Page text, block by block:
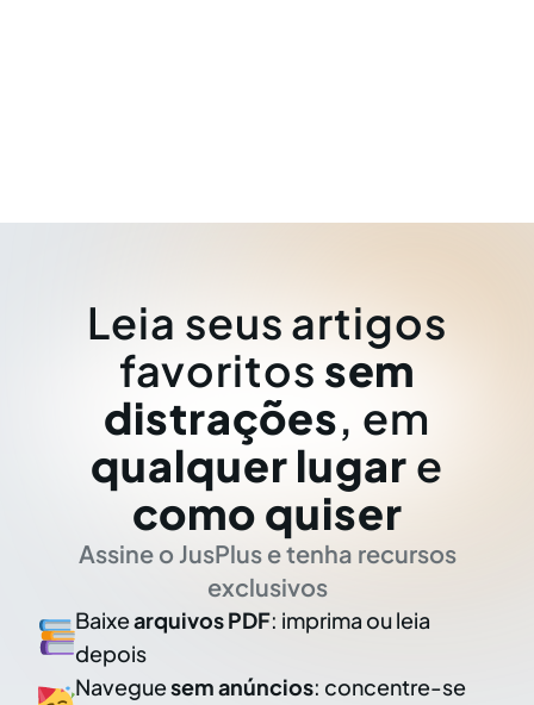
Leia seus artigos
favoritos sem
distrações, em
qualquer lugar e
como quiser
Assine o JusPlus e tenha recursos
exclusivos
Baixearquivos PDF: imprima ou leia
depois
Naveguesem anúncios: concentre-se